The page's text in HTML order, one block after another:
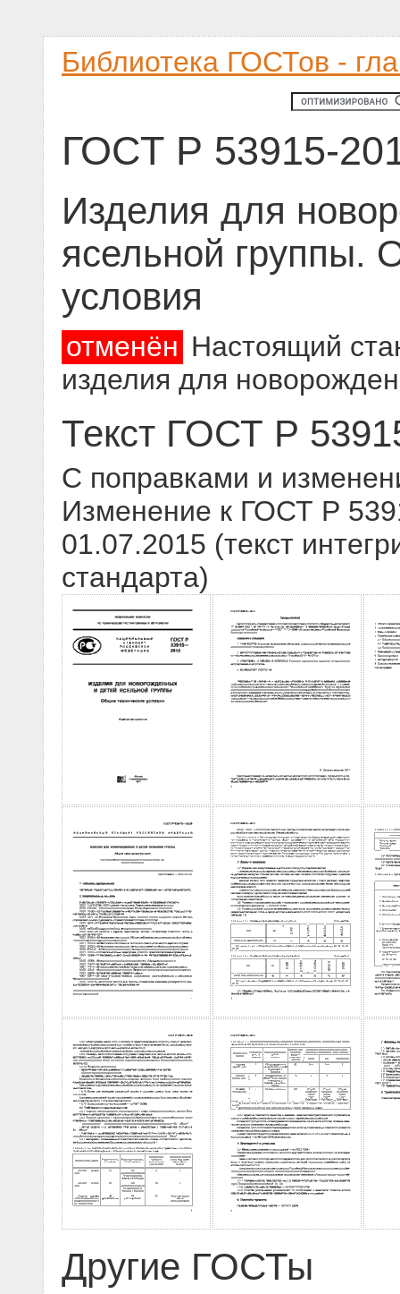
Библиотека ГОСТов -
ГОСТ Р 53915-
Изделия для
ясельной группы.
условия
отменён Настоящий
изделия для
Текст ГОСТ Р
С поправками и
Изменение к ГОСТ Р
01.07.2015 (текст
стандарта)
Другие ГОСТы